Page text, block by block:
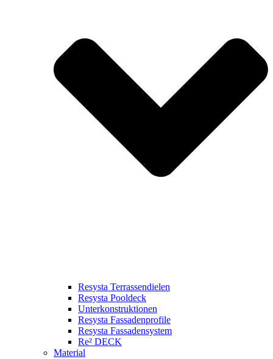
Resysta Terrassendielen
Resysta Pooldeck
Unterkonstruktionen
Resysta Fassadenprofile
Resysta Fassadensystem
Re² DECK
Material